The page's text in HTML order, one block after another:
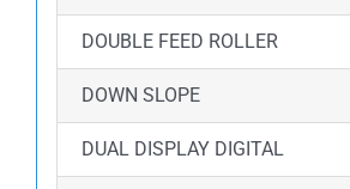
DOUBLE FEED ROLLER
DOWN SLOPE
DUAL DISPLAY DIGITAL